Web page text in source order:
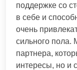
поддержке со
в себе и
очень
сильного пола.
партнера,
интересы, но и